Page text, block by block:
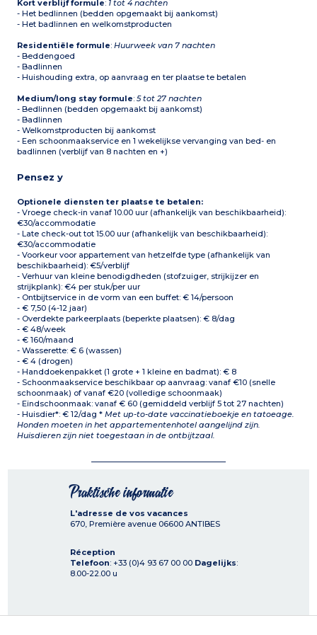
Kort verblijf formule: 1 tot 4 nachten
- Het bedlinnen (bedden opgemaakt bij aankomst)
- Het badlinnen en welkomstproducten
Residentiële formule:Huurweek van 7 nachten
- Beddengoed
- Badlinnen
- Huishouding extra, op aanvraag en ter plaatse te betalen
Medium/long stay formule:5 tot 27 nachten
- Bedlinnen (bedden opgemaakt bij aankomst)
- Badlinnen
- Welkomstproducten bij aankomst
- Een schoonmaakservice en 1 wekelijkse vervanging van bed- en
badlinnen (verblijf van 8 nachten en +)
Pensez y
Optionele diensten ter plaatse te betalen:
- Vroege check-in vanaf 10.00 uur (afhankelijk van beschikbaarheid):
€30/accommodatie
- Late check-out tot 15.00 uur (afhankelijk van beschikbaarheid):
€30/accommodatie
- Voorkeur voor appartement van hetzelfde type (afhankelijk van
beschikbaarheid): €5/verblijf
- Verhuur van kleine benodigdheden (stofzuiger, strijkijzer en
strijkplank): €4 per stuk/per uur
- Ontbijtservice in de vorm van een buffet: € 14/persoon
- € 7,50 (4-12 jaar)
- Overdekte parkeerplaats (beperkte plaatsen): € 8/dag
- € 48/week
- € 160/maand
- Wasserette: € 6 (wassen)
- € 4 (drogen)
- Handdoekenpakket (1 grote + 1 kleine en badmat): € 8
- Schoonmaakservice beschikbaar op aanvraag: vanaf €10 (snelle
schoonmaak) of vanaf €20 (volledige schoonmaak)
- Eindschoonmaak: vanaf € 60 (gemiddeld verblijf 5 tot 27 nachten)
- Huisdier*: € 12/dag * Met up-to-date vaccinatieboekje en tatoeage.
Honden moeten in het appartementenhotel aangelijnd zijn.
Huisdieren zijn niet toegestaan in de ontbijtzaal.
Praktische informatie
L'adresse de vos vacances
670, Première avenue 06600 ANTIBES
Réception
Telefoon: +33 (0)4 93 67 00 00 Dagelijks:
8.00-22.00 u